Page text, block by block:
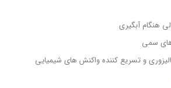
هنگام آبگیری
سمی
و تسریع کننده واکنش های شیمیایی